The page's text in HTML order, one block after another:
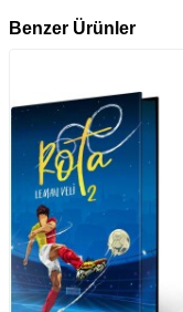
Benzer Ürünler